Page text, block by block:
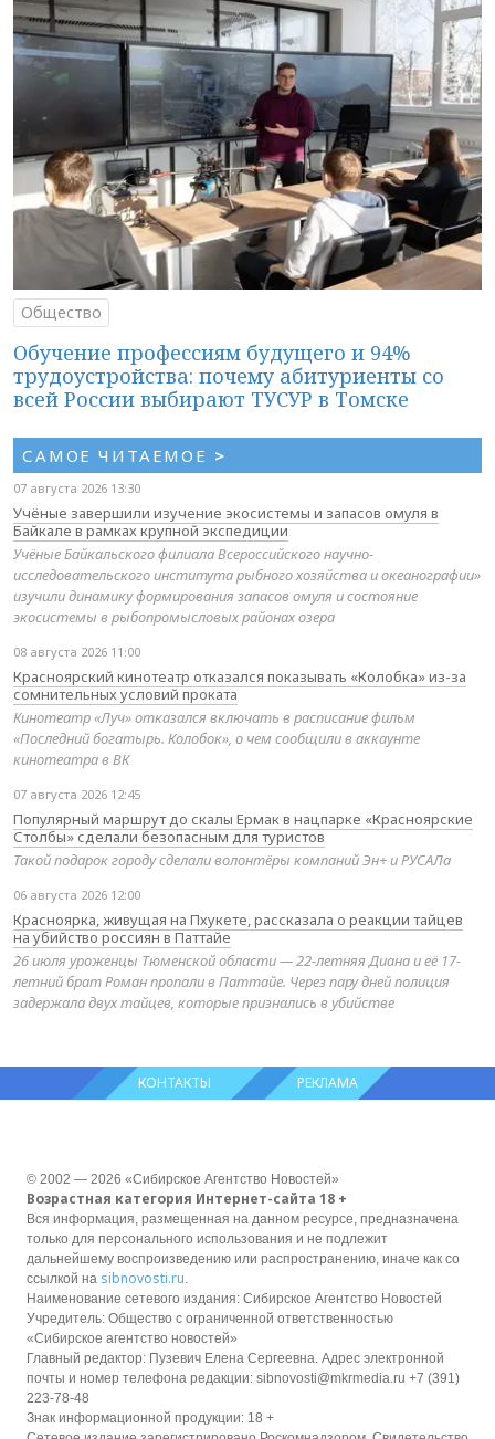
Общество
Обучение профессиям будущего и 94%
трудоустройства: почему абитуриенты со
всей России выбирают ТУСУР в Томске
САМОЕ ЧИТАЕМОЕ >
07 августа 2026 13:30
Учёные завершили изучение экосистемы и запасов омуля в
Байкале в рамках крупной экспедиции
Учёные Байкальского филиала Всероссийского научно-
исследовательского института рыбного хозяйства и океанографии»
изучили динамику формирования запасов омуля и состояние
экосистемы в рыбопромысловых районах озера
08 августа 2026 11:00
Красноярский кинотеатр отказался показывать «Колобка» из-за
сомнительных условий проката
Кинотеатр «Луч» отказался включать в расписание фильм
«Последний богатырь. Колобок», о чем сообщили в аккаунте
кинотеатра в ВК
07 августа 2026 12:45
Популярный маршрут до скалы Ермак в нацпарке «Красноярские
Столбы» сделали безопасным для туристов
Такой подарок городу сделали волонтёры компаний Эн+ и РУСАЛа
06 августа 2026 12:00
Красноярка, живущая на Пхукете, рассказала о реакции тайцев
на убийство россиян в Паттайе
26 июля уроженцы Тюменской области — 22-летняя Диана и её 17-
летний брат Роман пропали в Паттайе. Через пару дней полиция
задержала двух тайцев, которые признались в убийстве
КОНТАКТЫ РЕКЛАМА
© 2002 — 2026 «Сибирское Агентство Новостей»
Возрастная категория Интернет-сайта 18 +
Вся информация, размещенная на данном ресурсе, предназначена
только для персонального использования и не подлежит
дальнейшему воспроизведению или распространению, иначе как со
ссылкой на sibnovosti.ru.
Наименование сетевого издания: Сибирское Агентство Новостей
Учредитель: Общество с ограниченной ответственностью
«Сибирское агентство новостей»
Главный редактор: Пузевич Елена Сергеевна. Адрес электронной
почты и номер телефона редакции: sibnovosti@mkrmedia.ru +7 (391)
223-78-48
Знак информационной продукции: 18 +